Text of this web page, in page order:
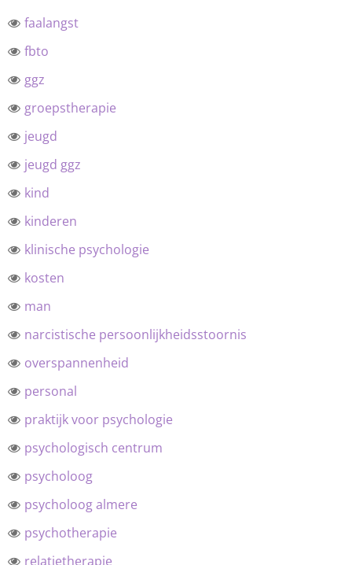
faalangst
fbto
ggz
groepstherapie
jeugd
jeugd ggz
kind
kinderen
klinische psychologie
kosten
man
narcistische persoonlijkheidsstoornis
overspannenheid
personal
praktijk voor psychologie
psychologisch centrum
psycholoog
psycholoog almere
psychotherapie
relatietherapie